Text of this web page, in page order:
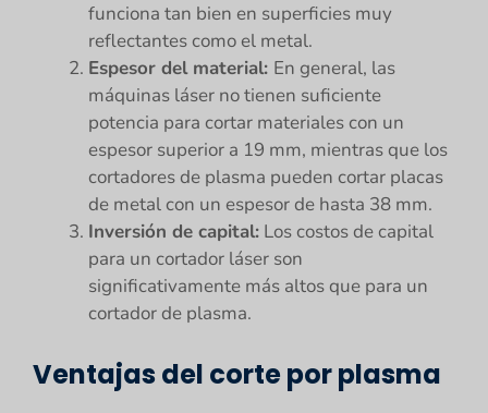
funciona tan bien en superficies muy
reflectantes como el metal.
Espesor del material: En general, las
máquinas láser no tienen suficiente
potencia para cortar materiales con un
espesor superior a 19 mm, mientras que los
cortadores de plasma pueden cortar placas
de metal con un espesor de hasta 38 mm.
Inversión de capital: Los costos de capital
para un cortador láser son
significativamente más altos que para un
cortador de plasma.
Ventajas del corte por plasma